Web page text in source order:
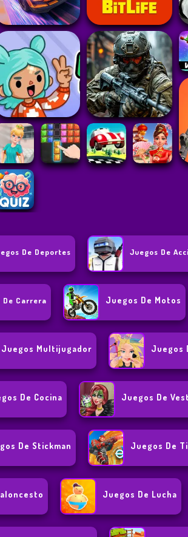
De Deportes Juegos De
De Carrera Juegos De Motos
Juegos Multijugador Juegos
De Cocina Juegos De
De Stickman Juegos De
Juegos De Lucha